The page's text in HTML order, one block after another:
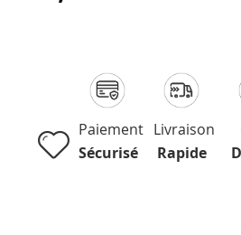
Paiement
Sécurisé
Livraison
Rapide